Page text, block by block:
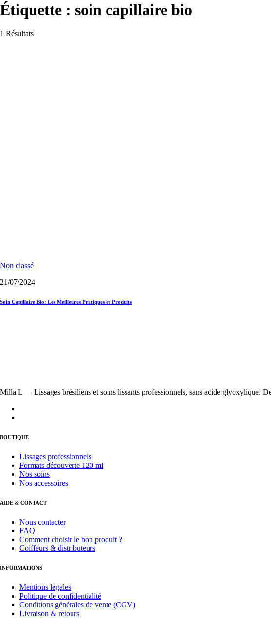
Étiquette : soin capillaire bio
1 Résultats
Non classé
21/07/2024
Soin Capillaire Bio: Les Meilleures Pratiques et Produits
Milla L — Lissages brésiliens et soins lissants professionnels, sans acide glyoxylique.
BOUTIQUE
Lissages professionnels
Formats découverte 120 ml
Nos soins
Nos accessoires
AIDE & CONTACT
Nous contacter
FAQ
Comment choisir le bon produit ?
Coiffeurs & distributeurs
INFORMATIONS
Mentions légales
Politique de confidentialité
Conditions générales de vente (CGV)
Livraison & retours